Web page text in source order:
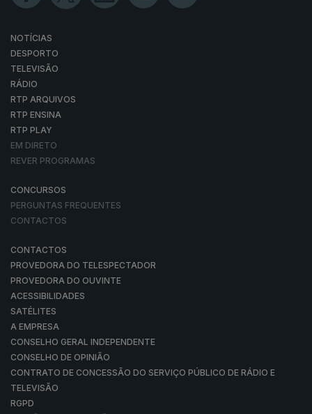
NOTÍCIAS
DESPORTO
TELEVISÃO
RÁDIO
RTP ARQUIVOS
RTP ENSINA
RTP PLAY
EM DIRETO
REVER PROGRAMAS
CONCURSOS
PERGUNTAS FREQUENTES
CONTACTOS
CONTACTOS
PROVEDORA DO TELESPECTADOR
PROVEDORA DO OUVINTE
ACESSIBILIDADES
SATÉLITES
A EMPRESA
CONSELHO GERAL INDEPENDENTE
CONSELHO DE OPINIÃO
CONTRATO DE CONCESSÃO DO SERVIÇO PÚBLICO DE RÁDIO E
TELEVISÃO
RGPD